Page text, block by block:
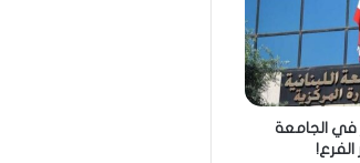
في الجامعة
الفرع!